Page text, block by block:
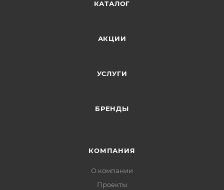
КАТАЛОГ
АКЦИИ
УСЛУГИ
БРЕНДЫ
КОМПАНИЯ
О компании
Проекты